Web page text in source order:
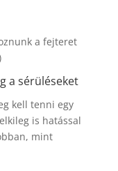
a fejteret
a sérüléseket
kell tenni egy
is hatással
mint